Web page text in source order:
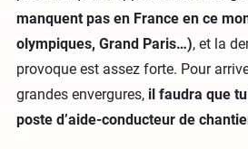
manquent pas en France en ce
olympiques, Grand Paris…), et la
provoque est assez forte. Pour
grandes envergures, il faudra que
poste d’aide-conducteur de